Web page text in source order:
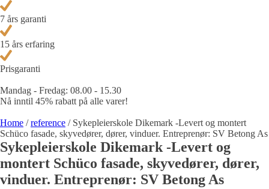
7 års garanti
15 års erfaring
Prisgaranti
Mandag - Fredag: 08.00 - 15.30
Nå inntil 45% rabatt på alle varer!
Home /reference / Sykepleierskole Dikemark -Levert og montert
Schüco fasade, skyvedører, dører, vinduer. Entreprenør: SV Betong As
Sykepleierskole Dikemark -Levert og
montert Schüco fasade, skyvedører, dører,
vinduer. Entreprenør: SV Betong As